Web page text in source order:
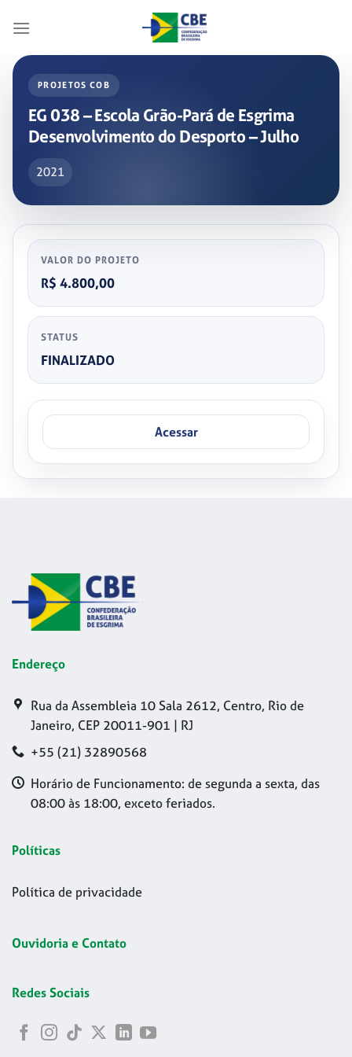
PROJETOS COB
EG 038 – Escola Grão-Pará de Esgrima
Desenvolvimento do Desporto – Julho
2021
VALOR DO PROJETO
R$ 4.800,00
STATUS
FINALIZADO
Acessar
Endereço
Rua da Assembleia 10 Sala 2612, Centro, Rio de
Janeiro, CEP 20011-901 | RJ
+55 (21) 32890568
Horário de Funcionamento: de segunda a sexta, das
08:00 às 18:00, exceto feriados.
Políticas
Política de privacidade
Ouvidoria e Contato
Redes Sociais